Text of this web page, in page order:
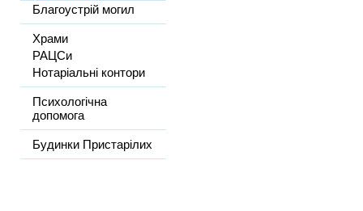
Благоустрій могил
Храми
РАЦСи
Нотаріальні контори
Психологічна
допомога
Будинки Пристарілих